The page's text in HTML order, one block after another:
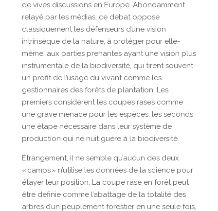
de vives discussions en Europe. Abondamment
relayé par les médias, ce débat oppose
classiquement les défenseurs d’une vision
intrinsèque de la nature, à protéger pour elle-
même, aux parties prenantes ayant une vision plus
instrumentale de la biodiversité, qui tirent souvent
un profit de l’usage du vivant comme les
gestionnaires des forêts de plantation. Les
premiers considèrent les coupes rases comme
une grave menace pour les espèces, les seconds
une étape nécessaire dans leur système de
production qui ne nuit guère à la biodiversité.
Étrangement, il ne semble qu’aucun des deux
« camps » n’utilise les données de la science pour
étayer leur position. La coupe rase en forêt peut
être définie comme l’abattage de la totalité des
arbres d’un peuplement forestier en une seule fois,